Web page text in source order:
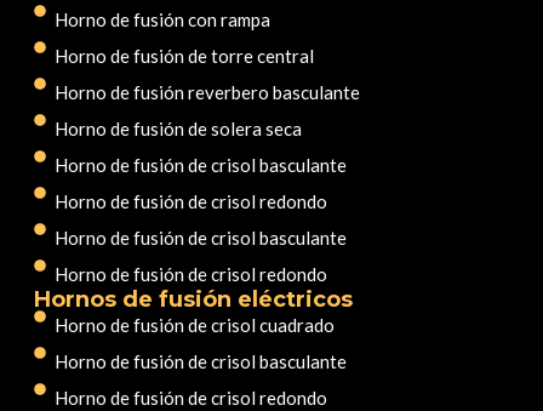
Horno de fusión con rampa
Horno de fusión de torre central
Horno de fusión reverbero basculante
Horno de fusión de solera seca
Horno de fusión de crisol basculante
Horno de fusión de crisol redondo
Horno de fusión de crisol basculante
Horno de fusión de crisol redondo
Hornos de fusión eléctricos
Horno de fusión de crisol cuadrado
Horno de fusión de crisol basculante
Horno de fusión de crisol redondo